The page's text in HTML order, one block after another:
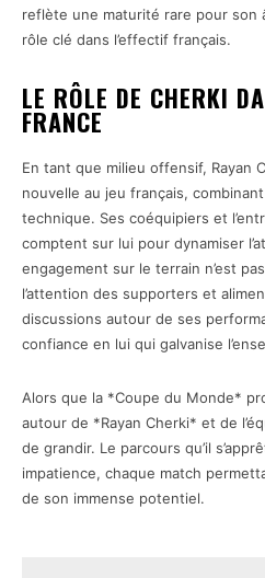
reflète une maturité rare pour son
rôle clé dans l’effectif français.
LE RÔLE DE CHERKI
FRANCE
En tant que milieu offensif, Rayan
nouvelle au jeu français,
technique. Ses coéquipiers et
comptent sur lui pour dynamiser
engagement sur le terrain n’est
l’attention des supporters et
discussions autour de ses
confiance en lui qui galvanise
Alors que la *Coupe du Monde*
autour de *Rayan Cherki* et de
de grandir. Le parcours qu’il
impatience, chaque match
de son immense potentiel.